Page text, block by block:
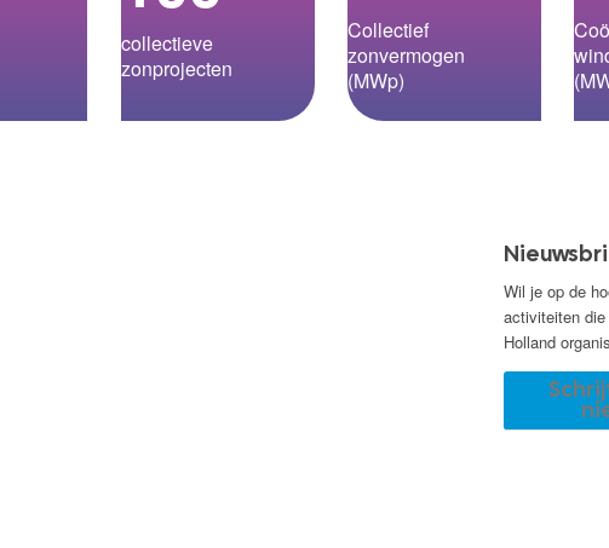
collectieve
zonprojecten
Collectief
zonvermogen
(MWp)
Wil je op de
activiteiten
Holland